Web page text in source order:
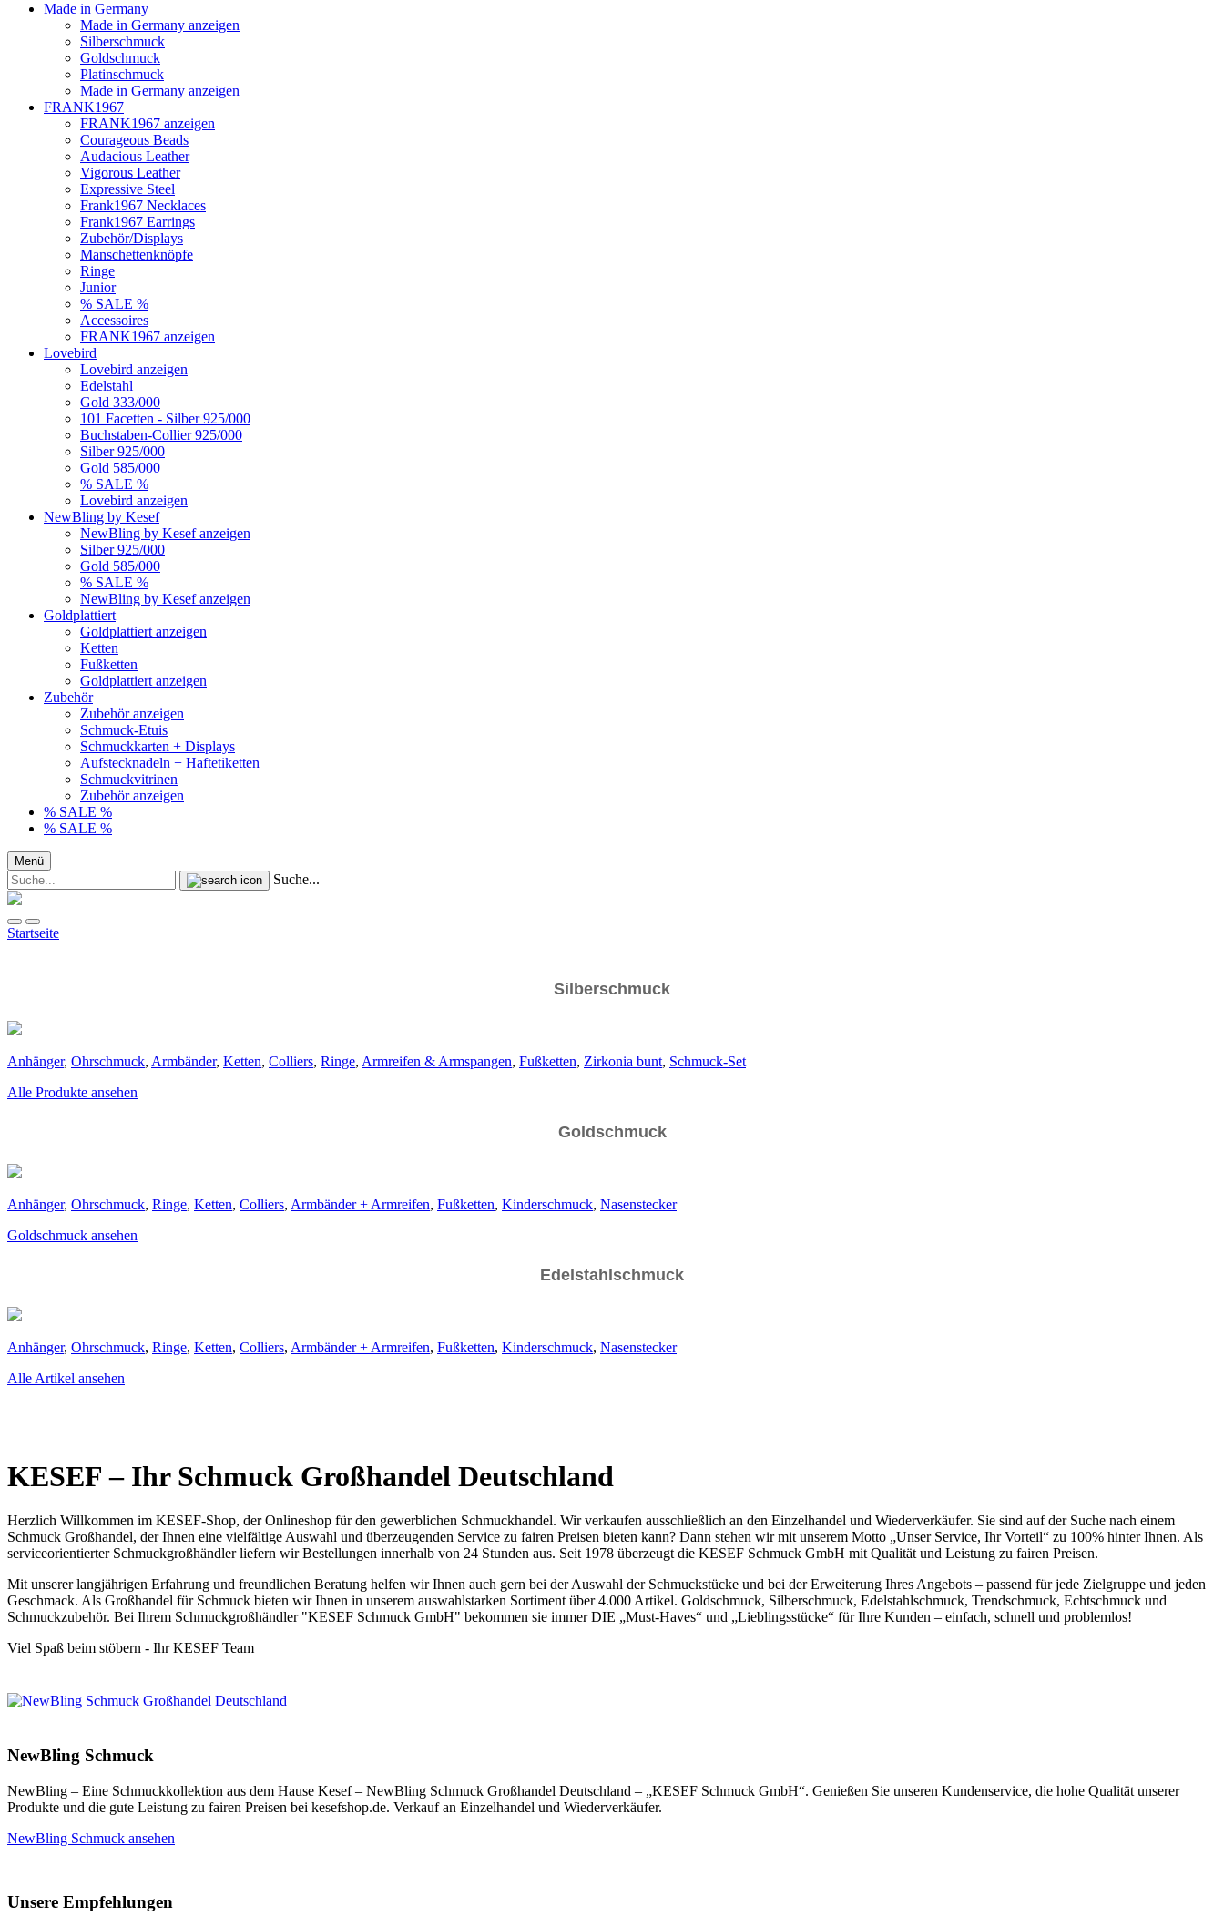
Made in Germany
Made in Germany anzeigen
Silberschmuck
Goldschmuck
Platinschmuck
Made in Germany anzeigen
FRANK1967
FRANK1967 anzeigen
Courageous Beads
Audacious Leather
Vigorous Leather
Expressive Steel
Frank1967 Necklaces
Frank1967 Earrings
Zubehör/Displays
Manschettenknöpfe
Ringe
Junior
% SALE %
Accessoires
FRANK1967 anzeigen
Lovebird
Lovebird anzeigen
Edelstahl
Gold 333/000
101 Facetten - Silber 925/000
Buchstaben-Collier 925/000
Silber 925/000
Gold 585/000
% SALE %
Lovebird anzeigen
NewBling by Kesef
NewBling by Kesef anzeigen
Silber 925/000
Gold 585/000
% SALE %
NewBling by Kesef anzeigen
Goldplattiert
Goldplattiert anzeigen
Ketten
Fußketten
Goldplattiert anzeigen
Zubehör
Zubehör anzeigen
Schmuck-Etuis
Schmuckkarten + Displays
Aufstecknadeln + Haftetiketten
Schmuckvitrinen
Zubehör anzeigen
% SALE %
% SALE %
Menü
Suche...
Startseite
Silberschmuck
Anhänger, Ohrschmuck, Armbänder, Ketten, Colliers, Ringe, Armreifen & Armspangen, Fußketten, Zirkonia bunt, Schmuck-Set
Alle Produkte ansehen
Goldschmuck
Anhänger, Ohrschmuck, Ringe, Ketten, Colliers, Armbänder + Armreifen, Fußketten, Kinderschmuck, Nasenstecker
Goldschmuck ansehen
Edelstahlschmuck
Anhänger, Ohrschmuck, Ringe, Ketten, Colliers, Armbänder + Armreifen, Fußketten, Kinderschmuck, Nasenstecker
Alle Artikel ansehen
KESEF – Ihr Schmuck Großhandel Deutschland
Herzlich Willkommen im KESEF-Shop, der Onlineshop für den gewerblichen Schmuckhandel. Wir verkaufen ausschließlich an den Einzelhandel und Wiederverkäufer. Sie sind auf der Suche nach einem
Schmuck Großhandel, der Ihnen eine vielfältige Auswahl und überzeugenden Service zu fairen Preisen bieten kann? Dann stehen wir mit unserem Motto „Unser Service, Ihr Vorteil“ zu 100% hinter Ihnen. Als
serviceorientierter Schmuckgroßhändler liefern wir Bestellungen innerhalb von 24 Stunden aus. Seit 1978 überzeugt die KESEF Schmuck GmbH mit Qualität und Leistung zu fairen Preisen.
Mit unserer langjährigen Erfahrung und freundlichen Beratung helfen wir Ihnen auch gern bei der Auswahl der Schmuckstücke und bei der Erweiterung Ihres Angebots – passend für jede Zielgruppe und jeden
Geschmack. Als Großhandel für Schmuck bieten wir Ihnen in unserem auswahlstarken Sortiment über 4.000 Artikel. Goldschmuck, Silberschmuck, Edelstahlschmuck, Trendschmuck, Echtschmuck und
Schmuckzubehör. Bei Ihrem Schmuckgroßhändler "KESEF Schmuck GmbH" bekommen sie immer DIE „Must-Haves“ und „Lieblingsstücke“ für Ihre Kunden – einfach, schnell und problemlos!
Viel Spaß beim stöbern - Ihr KESEF Team
NewBling Schmuck
NewBling – Eine Schmuckkollektion aus dem Hause Kesef – NewBling Schmuck Großhandel Deutschland – „KESEF Schmuck GmbH“. Genießen Sie unseren Kundenservice, die hohe Qualität unserer
Produkte und die gute Leistung zu fairen Preisen bei kesefshop.de. Verkauf an Einzelhandel und Wiederverkäufer.
NewBling Schmuck ansehen
Unsere Empfehlungen